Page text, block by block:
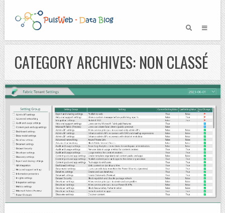
CATEGORY ARCHIVES: NON CLASSÉ